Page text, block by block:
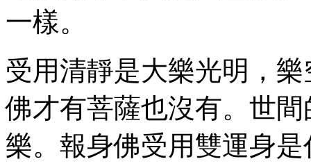
一樣。
受用清靜是大樂光明，
佛才有菩薩也沒有。世
樂。報身佛受用雙運身